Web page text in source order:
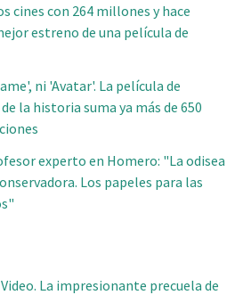
cines con 264 millones y hace
estreno de una película de
ni 'Avatar'. La película de
la historia suma ya más de 650
experto en Homero: "La odisea
Los papeles para las
La impresionante precuela de